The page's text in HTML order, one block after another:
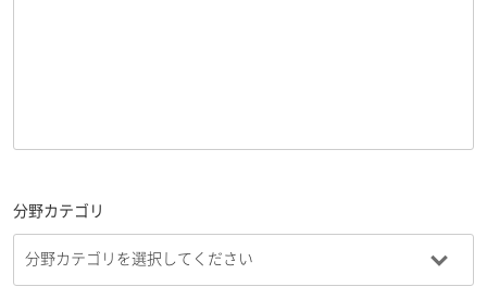
分野カテゴリ